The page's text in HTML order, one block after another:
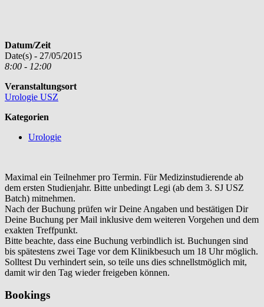
Datum/Zeit
Date(s) - 27/05/2015
8:00 - 12:00
Veranstaltungsort
Urologie USZ
Kategorien
Urologie
Maximal ein Teilnehmer pro Termin. Für Medizinstudierende ab
dem ersten Studienjahr. Bitte unbedingt Legi (ab dem 3. SJ USZ
Batch) mitnehmen.
Nach der Buchung prüfen wir Deine Angaben und bestätigen Dir
Deine Buchung per Mail inklusive dem weiteren Vorgehen und dem
exakten Treffpunkt.
Bitte beachte, dass eine Buchung verbindlich ist. Buchungen sind
bis spätestens zwei Tage vor dem Klinikbesuch um 18 Uhr möglich.
Solltest Du verhindert sein, so teile uns dies schnellstmöglich mit,
damit wir den Tag wieder freigeben können.
Bookings